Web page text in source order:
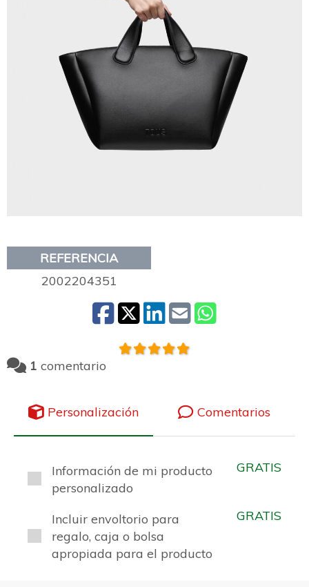
REFERENCIA
2002204351
1 comentario
Personalización Comentarios
Información de mi producto
personalizado
GRATIS
Incluir envoltorio para
regalo, caja o bolsa
apropiada para el producto
GRATIS